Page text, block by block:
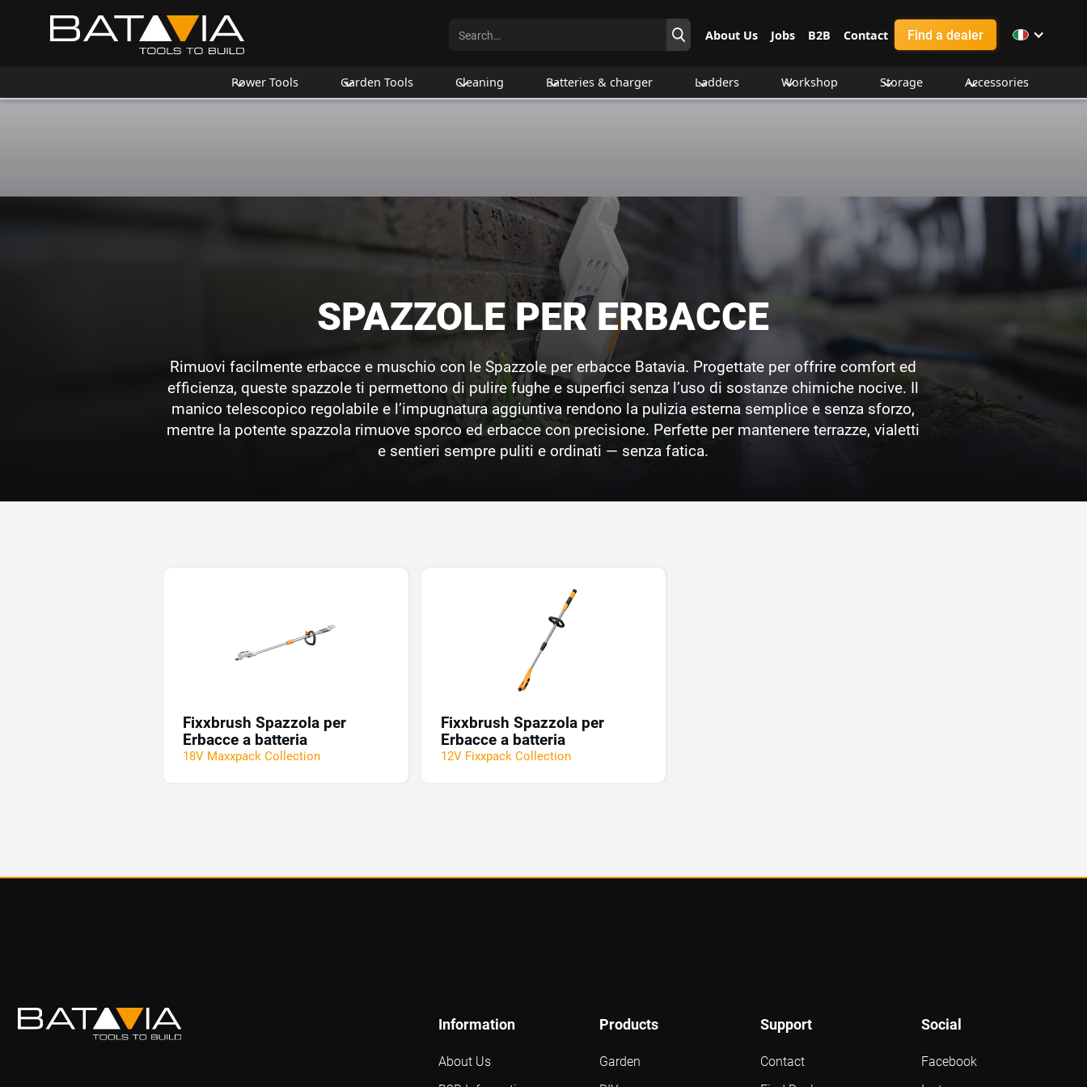
About Us Jobs B2B Contact Find a dealer
Power Tools Garden Tools Cleaning Batteries & charger Ladders Workshop Storage Accessories
SPAZZOLE PER ERBACCE
Rimuovi facilmente erbacce e muschio con le Spazzole per erbacce Batavia. Progettate per offrire comfort ed
efficienza, queste spazzole ti permettono di pulire fughe e superfici senza l’uso di sostanze chimiche nocive. Il
manico telescopico regolabile e l’impugnatura aggiuntiva rendono la pulizia esterna semplice e senza sforzo,
mentre la potente spazzola rimuove sporco ed erbacce con precisione. Perfette per mantenere terrazze, vialetti
e sentieri sempre puliti e ordinati — senza fatica.
Fixxbrush Spazzola per
Erbacce a batteria
18V Maxxpack Collection
Fixxbrush Spazzola per
Erbacce a batteria
12V Fixxpack Collection
Support
Products Social
About Us
Information
Garden
Contact
Facebook